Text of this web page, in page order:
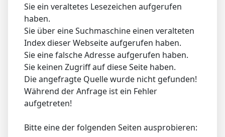
Sie ein veraltetes Lesezeichen aufgerufen
haben.
Sie über eine Suchmaschine einen veralteten
Index dieser Webseite aufgerufen haben.
Sie eine falsche Adresse aufgerufen haben.
Sie keinen Zugriff auf diese Seite haben.
Die angefragte Quelle wurde nicht gefunden!
Während der Anfrage ist ein Fehler
aufgetreten!
Bitte eine der folgenden Seiten ausprobieren: